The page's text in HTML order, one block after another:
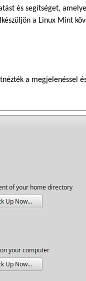
és segítséget,
a Linux Mint
a megjelenéssel